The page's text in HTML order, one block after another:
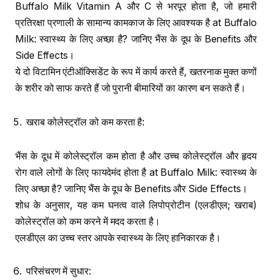
Buffalo Milk Vitamin A और C से भरपूर होता है, जो हमारी
प्रतिरक्षा प्रणाली के सामान्य कामकाज के लिए आवश्यक है at Buffalo
Milk: स्वास्थ्य के लिए अच्छा है? जानिए भैंस के दूध के Benefits और
Side Effects।
ये दो विटामिन एंटीऑक्सिडेंट के रूप में कार्य करते हैं, खतरनाक मुक्त कणों
के शरीर को साफ करते हैं जो पुरानी बीमारियों का कारण बन सकते हैं।
खराब कोलेस्ट्रॉल को कम करता है:
भैंस के दूध में कोलेस्ट्रॉल कम होता है और उच्च कोलेस्ट्रॉल और हृदय
रोग वाले लोगों के लिए फायदेमंद होता है at Buffalo Milk: स्वास्थ्य के
लिए अच्छा है? जानिए भैंस के दूध के Benefits और Side Effects।
शोध के अनुसार, यह कम घनत्व वाले लिपोप्रोटीन (एलडीएल; खराब)
कोलेस्ट्रॉल को कम करने में मदद करता है।
एलडीएल का उच्च स्तर आपके स्वास्थ्य के लिए हानिकारक है।
परिसंचरण में सुधार: